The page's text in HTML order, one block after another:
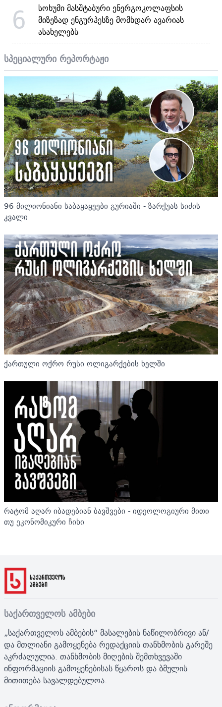
6
სოხუმი მასშტაბური ენერგოკოლაფსის
მიზეზად ენგურჰესზე მომხდარ ავარიას
ასახელებს
სპეციალური რეპორტაჟი
96 მილიონიანი საბაყაყეები გურიაში - ზარქუას სიძის
კვალი
ქართული ოქრო რუსი ოლიგარქების ხელში
რატომ აღარ იბადებიან ბავშვები - იდეოლოგიური მითი
თუ ეკონომიკური ჩიხი
საქართველოს ამბები
„საქართველოს ამბების“ მასალების ნაწილობრივი ან/
და მთლიანი გამოყენება რედაქციის თანხმობის გარეშე
აკრძალულია. თანხმობის მიღების შემთხვევაში
ინფორმაციის გამოყენებისას წყაროს და ბმულის
მითითება სავალდებულოა.